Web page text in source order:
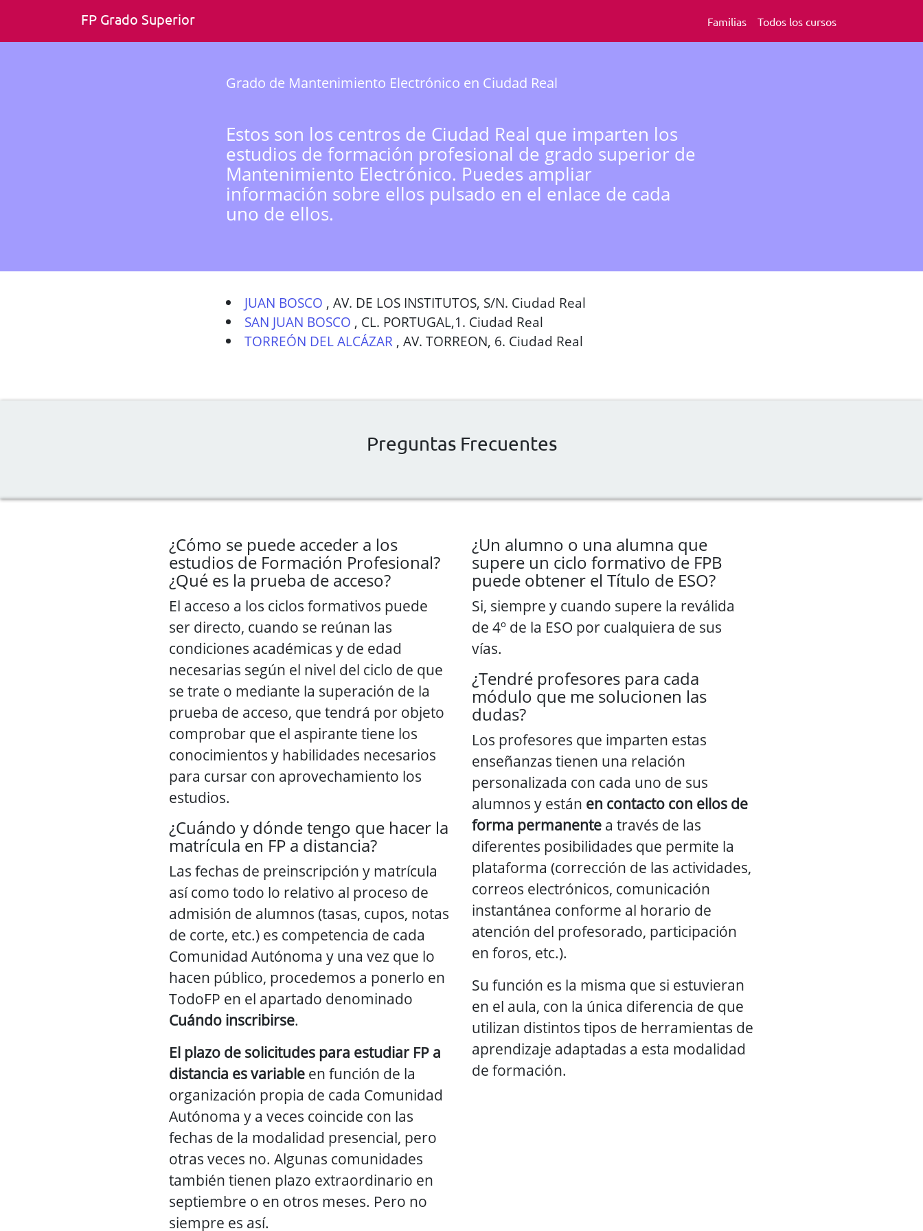
FP Grado Superior Familias Todos los cursos
Grado de Mantenimiento Electrónico en Ciudad Real
Estos son los centros de Ciudad Real que imparten los
estudios de formación profesional de grado superior de
Mantenimiento Electrónico. Puedes ampliar
información sobre ellos pulsado en el enlace de cada
uno de ellos.
JUAN BOSCO , AV. DE LOS INSTITUTOS, S/N. Ciudad Real
SAN JUAN BOSCO , CL. PORTUGAL,1. Ciudad Real
TORREÓN DEL ALCÁZAR , AV. TORREON, 6. Ciudad Real
Preguntas Frecuentes
¿Cómo se puede acceder a los
estudios de Formación Profesional?
¿Qué es la prueba de acceso?
El acceso a los ciclos formativos puede
ser directo, cuando se reúnan las
condiciones académicas y de edad
necesarias según el nivel del ciclo de que
se trate o mediante la superación de la
prueba de acceso, que tendrá por objeto
comprobar que el aspirante tiene los
conocimientos y habilidades necesarios
para cursar con aprovechamiento los
estudios.
¿Cuándo y dónde tengo que hacer la
matrícula en FP a distancia?
Las fechas de preinscripción y matrícula
así como todo lo relativo al proceso de
admisión de alumnos (tasas, cupos, notas
de corte, etc.) es competencia de cada
Comunidad Autónoma y una vez que lo
hacen público, procedemos a ponerlo en
TodoFP en el apartado denominado
Cuándo inscribirse.
El plazo de solicitudes para estudiar FP a
distancia es variable en función de la
organización propia de cada Comunidad
Autónoma y a veces coincide con las
fechas de la modalidad presencial, pero
otras veces no. Algunas comunidades
también tienen plazo extraordinario en
septiembre o en otros meses. Pero no
siempre es así.
¿Un alumno o una alumna que
supere un ciclo formativo de FPB
puede obtener el Título de ESO?
Si, siempre y cuando supere la reválida
de 4º de la ESO por cualquiera de sus
vías.
¿Tendré profesores para cada
módulo que me solucionen las
dudas?
Los profesores que imparten estas
enseñanzas tienen una relación
personalizada con cada uno de sus
alumnos y están en contacto con ellos de
forma permanente a través de las
diferentes posibilidades que permite la
plataforma (corrección de las actividades,
correos electrónicos, comunicación
instantánea conforme al horario de
atención del profesorado, participación
en foros, etc.).
Su función es la misma que si estuvieran
en el aula, con la única diferencia de que
utilizan distintos tipos de herramientas de
aprendizaje adaptadas a esta modalidad
de formación.